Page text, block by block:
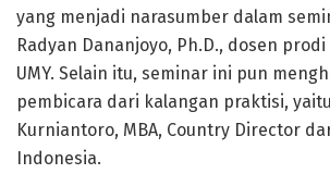
yang menjadi narasumber dalam
Radyan Dananjoyo, Ph.D., dosen
UMY. Selain itu, seminar ini pun
pembicara dari kalangan praktisi,
Kurniantoro, MBA, Country Director
Indonesia.